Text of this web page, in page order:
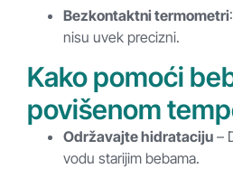
Bezkontaktni termometri
nisu uvek precizni.
Kako pomoći
povišenom
Održavajte hidrataciju –
vodu starijim bebama.